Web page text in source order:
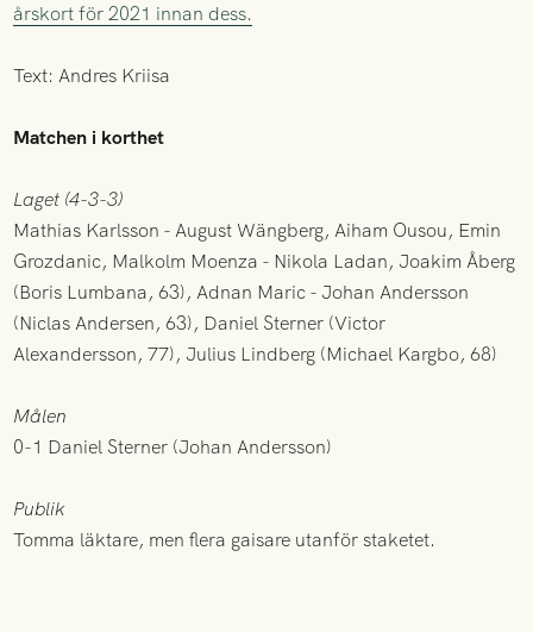
årskort för 2021 innan dess.
Text: Andres Kriisa
Matchen i korthet
Laget (4-3-3)
Mathias Karlsson - August Wängberg, Aiham Ousou, Emin
Grozdanic, Malkolm Moenza - Nikola Ladan, Joakim Åberg
(Boris Lumbana, 63), Adnan Maric - Johan Andersson
(Niclas Andersen, 63), Daniel Sterner (Victor
Alexandersson, 77), Julius Lindberg (Michael Kargbo, 68)
Målen
0-1 Daniel Sterner (Johan Andersson)
Publik
Tomma läktare, men flera gaisare utanför staketet.